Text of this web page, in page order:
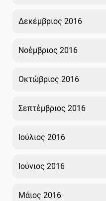
Δεκέμβριος 2016
Νοέμβριος 2016
Οκτώβριος 2016
Σεπτέμβριος 2016
Ιούλιος 2016
Ιούνιος 2016
Μάιος 2016